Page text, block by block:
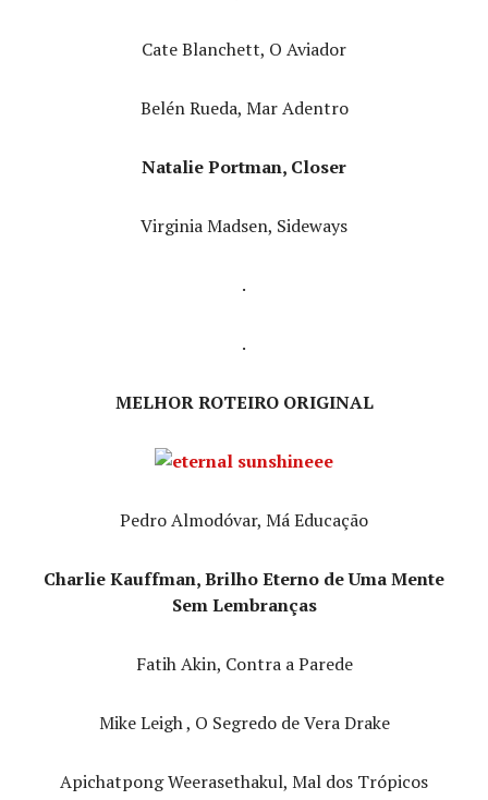
Cate Blanchett, O Aviador
Belén Rueda, Mar Adentro
Natalie Portman, Closer
Virginia Madsen, Sideways
.
.
MELHOR ROTEIRO ORIGINAL
Pedro Almodóvar, Má Educação
Charlie Kauffman, Brilho Eterno de Uma Mente
Sem Lembranças
Fatih Akin, Contra a Parede
Mike Leigh , O Segredo de Vera Drake
Apichatpong Weerasethakul, Mal dos Trópicos